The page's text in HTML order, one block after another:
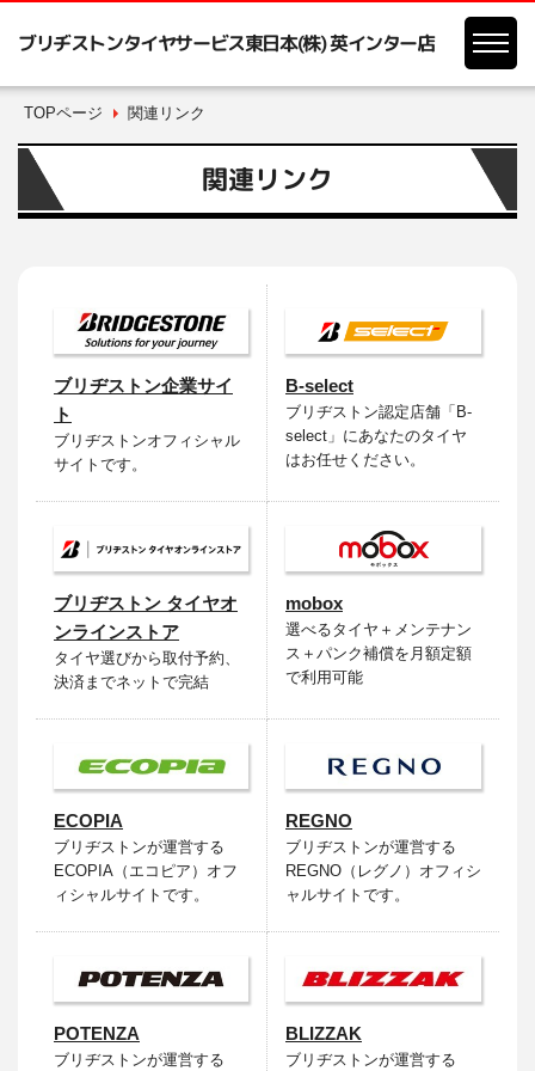
ブリヂストンタイヤサービス東日本(株) 英インター店
TOPページ 関連リンク
関連リンク
ブリヂストン企業サイ
ト
ブリヂストンオフィシャル
サイトです。
B-select
ブリヂストン認定店舗「B-
select」にあなたのタイヤ
はお任せください。
ブリヂストン タイヤオ
ンラインストア
タイヤ選びから取付予約、
決済までネットで完結
mobox
選べるタイヤ＋メンテナン
ス＋パンク補償を月額定額
で利用可能
ECOPIA
ブリヂストンが運営する
ECOPIA（エコピア）オフ
ィシャルサイトです。
REGNO
ブリヂストンが運営する
REGNO（レグノ）オフィシ
ャルサイトです。
POTENZA
ブリヂストンが運営する
BLIZZAK
ブリヂストンが運営する